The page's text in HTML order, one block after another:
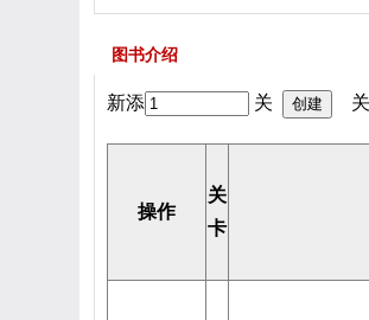
图书介绍
新添 关 关
操作
关
卡